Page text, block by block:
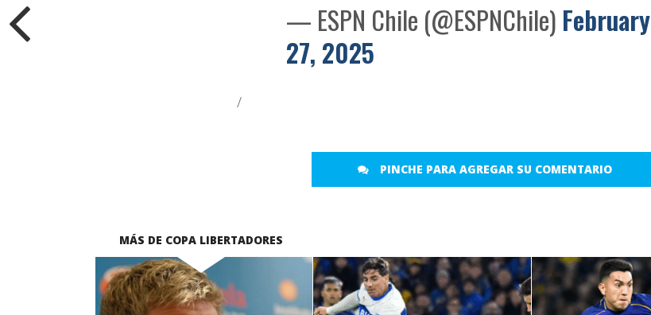
— ESPN Chile (@ESPNChile) February
27, 2025
/
PINCHE PARA AGREGAR SU COMENTARIO
MÁS DE COPA LIBERTADORES